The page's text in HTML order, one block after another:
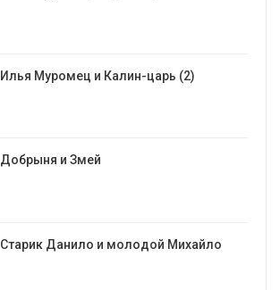
Илья Муромец и Калин-царь (2)
Добрыня и Змей
Старик Данило и молодой Михайло